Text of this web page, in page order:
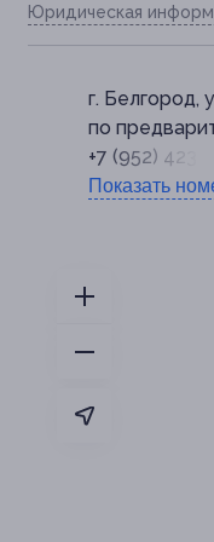
Юридическая
г. Белгород,
по
+7 (952) 423-
Показать